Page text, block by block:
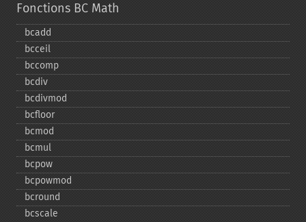
Fonctions BC Math
bcadd
bcceil
bccomp
bcdiv
bcdivmod
bcfloor
bcmod
bcmul
bcpow
bcpowmod
bcround
bcscale